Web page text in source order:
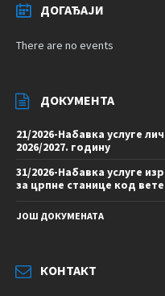
ДОГАЂАЈИ
There are no events
ДОКУМЕНТА
21/2026-Набавка услуге
2026/2027. годину
31/2026-Набавка услуге
за црпне станице код
ЈОШ ДОКУМЕНАТА
КОНТАКТ